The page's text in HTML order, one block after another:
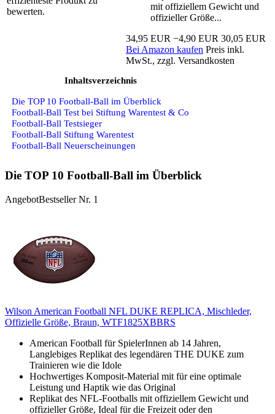
bewerten.
mit offiziellem Gewicht und
offizieller Größe...
34,95 EUR −4,90 EUR 30,05 EUR
Bei Amazon kaufen Preis inkl.
MwSt., zzgl. Versandkosten
Inhaltsverzeichnis
Die TOP 10 Football-Ball im Überblick
Football-Ball Test bei Stiftung Warentest & Co
Football-Ball Testsieger
Football-Ball Stiftung Warentest
Football-Ball Neuerscheinungen
Die TOP 10 Football-Ball im Überblick
AngebotBestseller Nr. 1
Wilson American Football NFL DUKE REPLICA, Mischleder,
Offizielle Größe, Braun, WTF1825XBBRS
American Football für SpielerInnen ab 14 Jahren,
Langlebiges Replikat des legendären THE DUKE zum
Trainieren wie die Idole
Hochwertiges Komposit-Material mit für eine optimale
Leistung und Haptik wie das Original
Replikat des NFL-Footballs mit offiziellem Gewicht und
offizieller Größe, Ideal für die Freizeit oder den